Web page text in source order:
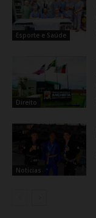
Esporte e Saúde
Direito
Noticias